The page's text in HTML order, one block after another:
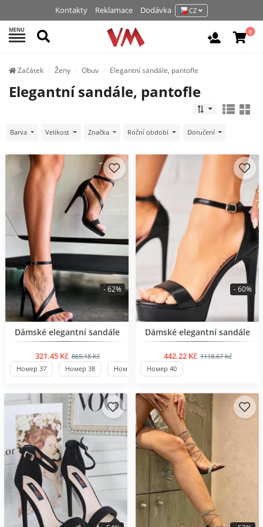
Kontakty Reklamace Dodávka CZ
MENU Hledat Vchod /
0
Začátek Ženy Obuv Elegantní sandále, pantofle
Elegantní sandále, pantofle
Barva Velikost Značka Roční období Doručení
BESTSELLER
Dámské elegantní sandále
321.45 Kč 865.18 Kč
- 62%
Номер 37 Номер 38 Номер 39 Номер 40
BESTSELLER
Dámské elegantní sandále
442.22 Kč 1118.67 Kč
- 60%
Номер 40